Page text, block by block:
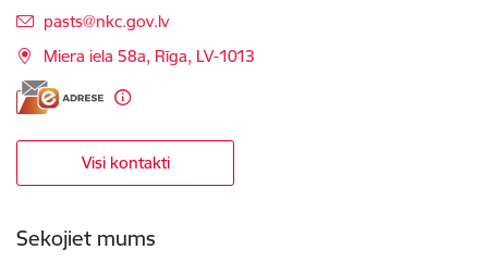
E-pasts:
pasts@nkc.gov.lv
Miera iela 58a, Rīga, LV-1013
Visi kontakti
Sekojiet mums